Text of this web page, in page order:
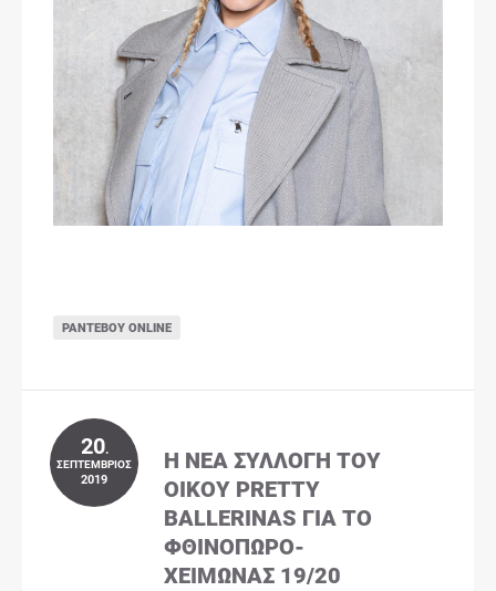
ΡΑΝΤΕΒΟΎ ONLINE
20.
ΣΕΠΤΈΜΒΡΙΟΣ
2019
Η ΝΈΑ ΣΥΛΛΟΓΉ ΤΟΥ
ΟΊΚΟΥ PRETTY
BALLERINAS ΓΙΑ ΤΟ
ΦΘΙΝΌΠΩΡΟ-
ΧΕΙΜΏΝΑΣ 19/20